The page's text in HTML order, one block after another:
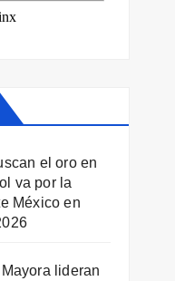
el oro en
va por la
México en
lideran